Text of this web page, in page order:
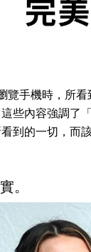
覽手機時，所看
些內容強調了
到的一切，而
。